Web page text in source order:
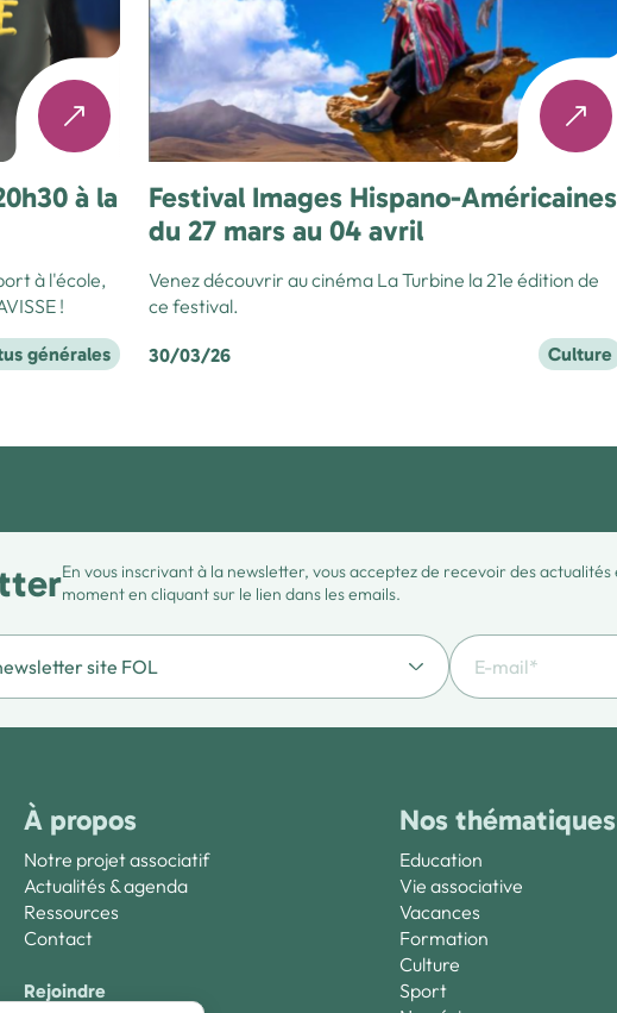
à la
à l'école,
!
générales
Festival Images Hispano-Américaines
du 27 mars au 04 avril
Venez découvrir au cinéma La Turbine la 21e édition de
ce festival.
30/03/26 Culture
En vous inscrivant à la newsletter, vous acceptez de recevoir des
moment en cliquant sur le lien dans les emails.
À propos
Notre projet associatif
Actualités & agenda
Ressources
Contact
Rejoindre
Nos thématiques
Education
Vie associative
Vacances
Formation
Culture
Sport